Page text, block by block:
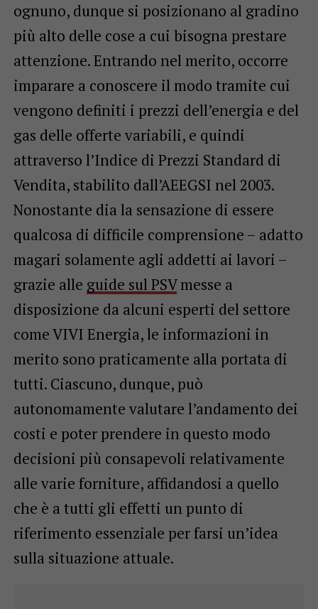
ognuno, dunque si posizionano al gradino
più alto delle cose a cui bisogna prestare
attenzione. Entrando nel merito, occorre
imparare a conoscere il modo tramite cui
vengono definiti i prezzi dell’energia e del
gas delle offerte variabili, e quindi
attraverso l’Indice di Prezzi Standard di
Vendita, stabilito dall’AEEGSI nel 2003.
Nonostante dia la sensazione di essere
qualcosa di difficile comprensione – adatto
magari solamente agli addetti ai lavori –
grazie alle guide sul PSVmesse a
disposizione da alcuni esperti del settore
come VIVI Energia, le informazioni in
merito sono praticamente alla portata di
tutti. Ciascuno, dunque, può
autonomamente valutare l’andamento dei
costi e poter prendere in questo modo
decisioni più consapevoli relativamente
alle varie forniture, affidandosi a quello
che è a tutti gli effetti un punto di
riferimento essenziale per farsi un’idea
sulla situazione attuale.